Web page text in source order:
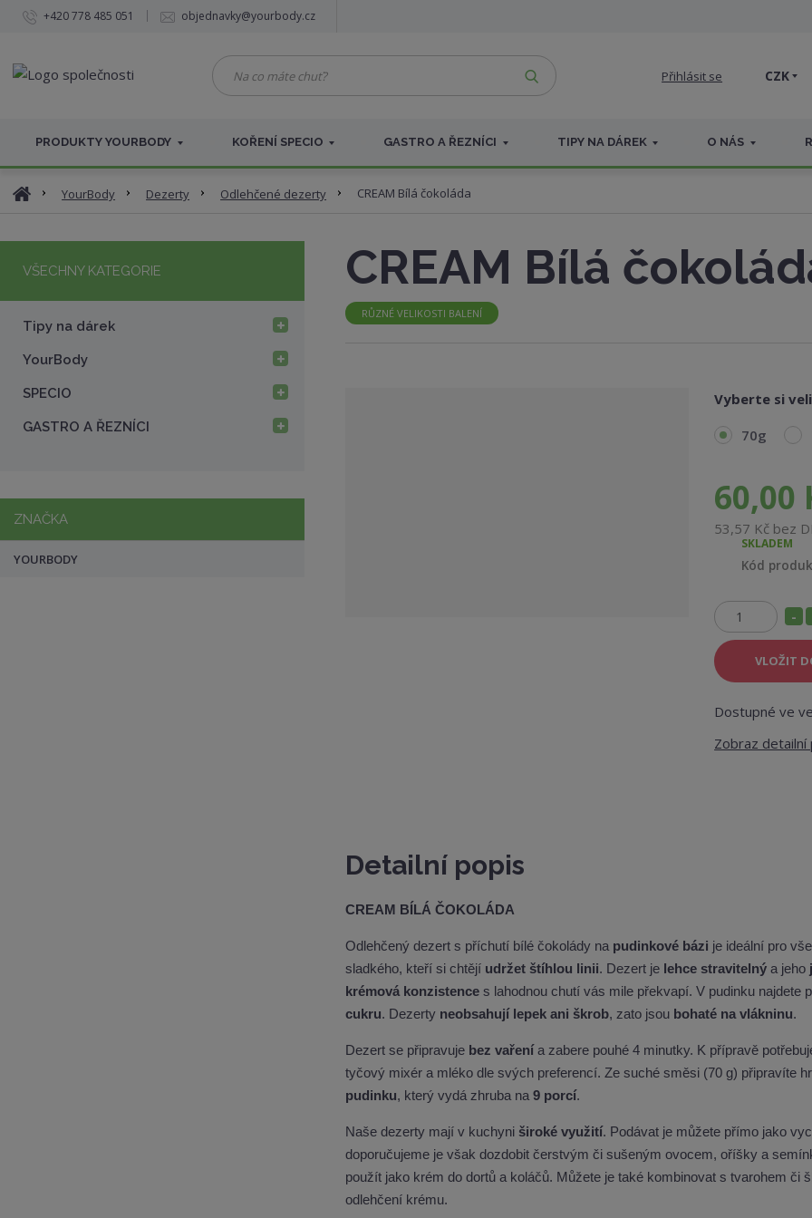
+420 778 485 051 objednavky@yourbody.cz
N
a
á
h
?
VYHLEDAT Přihlásit se CZK
PRODUKTY YOURBODY KOŘENÍ SPECIO GASTRO A ŘEZNÍCI TIPY NA DÁREK O NÁS
Ú
n
t
r
n
YourBody Dezerty Odlehčené dezerty CREAM Bílá čokoláda
CREAM Bílá
RŮZNÉ VELIKOSTI BALENÍ
Vyberte si
70g
60,00
53,57 Kč bez
SKLADEM
Kód
Z
m
ě
i
p
S
n
í
ž
i
m
VLOŽIT
Dostupné ve
Zobraz detailní
Detailní popis
CREAM BÍLÁ ČOKOLÁDA
Odlehčený dezert s příchutí bílé čokolády na pudinkové bázi je ideální pro
sladkého, kteří si chtějí udržet štíhlou linii. Dezert je lehce stravitelný a jeho
krémová konzistence s lahodnou chutí vás mile překvapí. V pudinku najdete
cukru. Dezerty neobsahují lepek ani škrob, zato jsou bohaté na vlákninu.
Dezert se připravuje bez vařenía zabere pouhé 4 minutky. K přípravě
tyčový mixér a mléko dle svých preferencí. Ze suché směsi (70 g) připravíte
pudinku, který vydá zhruba na 9 porcí.
Naše dezerty mají v kuchyni široké využití. Podávat je můžete přímo jako
doporučujeme je však dozdobit čerstvým či sušeným ovocem, oříšky a
použít jako krém do dortů a koláčů. Můžete je také kombinovat s tvarohem či
odlehčení krému.
VŠECHNY KATEGORIE
Tipy na dárek
YourBody
SPECIO
GASTRO A ŘEZNÍCI
ZNAČKA
YOURBODY